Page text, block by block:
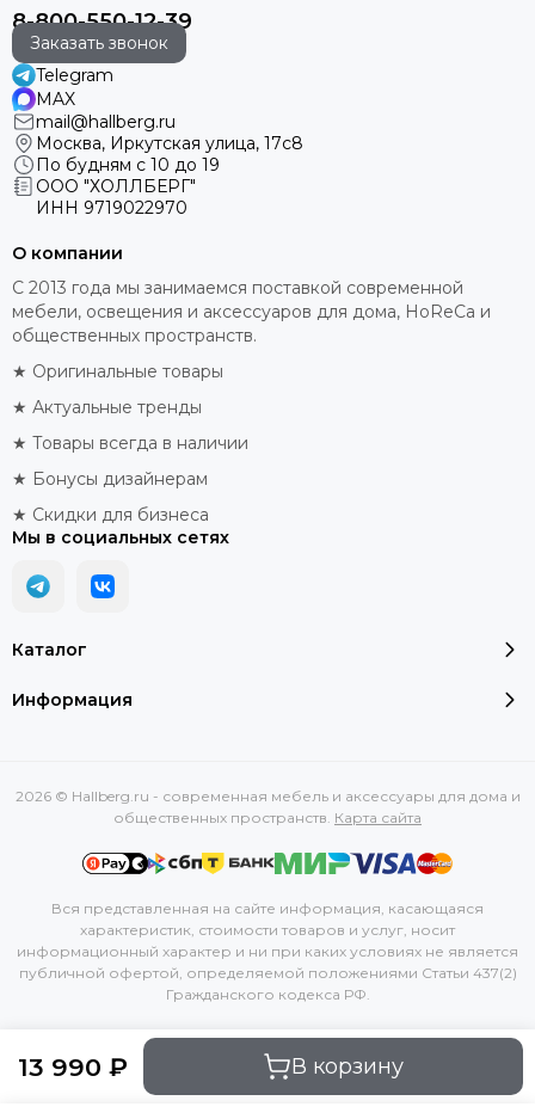
13 990 ₽ В корзину
8-800-550-12-39
Заказать звонок
Telegram
MAX
mail@hallberg.ru
Москва, Иркутская улица, 17с8
По будням с 10 до 19
ООО "ХОЛЛБЕРГ"
ИНН 9719022970
Каталог
Информация
О компании
С 2013 года мы занимаемся поставкой современной
мебели, освещения и аксессуаров для дома, HoReCa и
общественных пространств.
★ Оригинальные товары
★ Актуальные тренды
★ Товары всегда в наличии
★ Бонусы дизайнерам
★ Скидки для бизнеса
Мы в социальных сетях
2026 © Hallberg.ru - современная мебель и аксессуары для дома и
общественных пространств. Карта сайта
Вся представленная на сайте информация, касающаяся
характеристик, стоимости товаров и услуг, носит
информационный характер и ни при каких условиях не является
публичной офертой, определяемой положениями Статьи 437(2)
Гражданского кодекса РФ.